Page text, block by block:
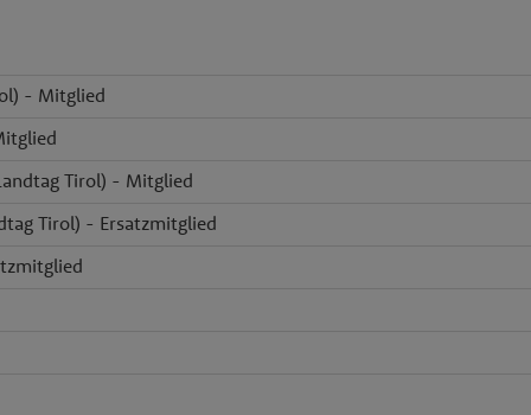
- Mitglied
Tirol) - Mitglied
Tirol) - Ersatzmitglied